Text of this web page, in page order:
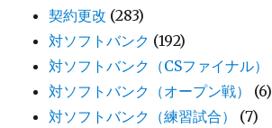
契約更改 (283)
対ソフトバンク (192)
対ソフトバンク（CSファイナル）
対ソフトバンク（オープン戦）
(6)
対ソフトバンク（練習試合）
(7)